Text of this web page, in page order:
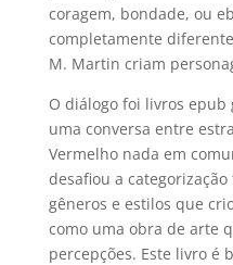
coragem, bondade, ou
completamente
M. Martin criam
O diálogo foi livros
uma conversa entre
Vermelho nada em
desafiou a
gêneros e estilos que
como uma obra de arte
percepções. Este livro é